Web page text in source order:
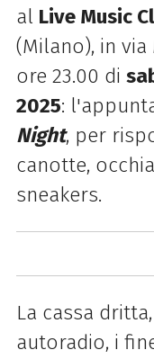
al Live Music
(Milano), in via
ore 23.00 di
2025:
Night, per
canotte,
sneakers.
La cassa
autoradio, i